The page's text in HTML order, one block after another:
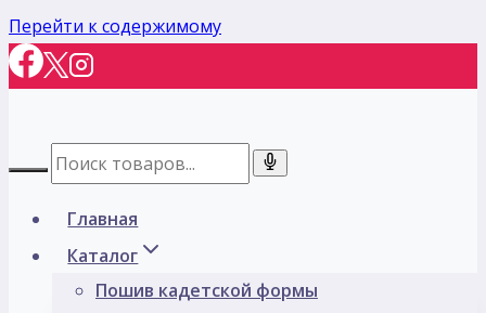
Перейти к содержимому
Главная
Каталог
Пошив кадетской формы